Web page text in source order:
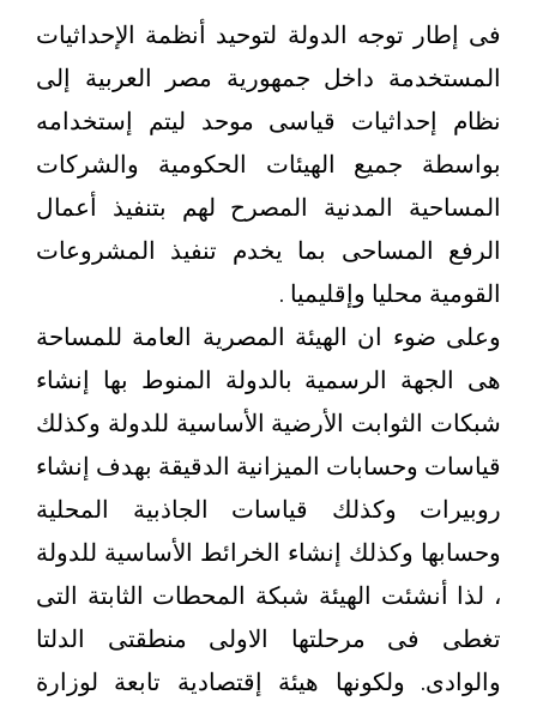
فى إطار توجه الدولة لتوحيد أنظمة الإحداثيات
المستخدمة داخل جمهورية مصر العربية إلى
نظام إحداثيات قياسى موحد ليتم إستخدامه
بواسطة جميع الهيئات الحكومية والشركات
المساحية المدنية المصرح لهم بتنفيذ أعمال
الرفع المساحى بما يخدم تنفيذ المشروعات
القومية محليا وإقليميا .
وعلى ضوء ان الهيئة المصرية العامة للمساحة
هى الجهة الرسمية بالدولة المنوط بها إنشاء
شبكات الثوابت الأرضية الأساسية للدولة وكذلك
قياسات وحسابات الميزانية الدقيقة بهدف إنشاء
روبيرات وكذلك قياسات الجاذبية المحلية
وحسابها وكذلك إنشاء الخرائط الأساسية للدولة
، لذا أنشئت الهيئة شبكة المحطات الثابتة التى
تغطى فى مرحلتها الاولى منطقتى الدلتا
والوادى. ولكونها هيئة إقتصادية تابعة لوزارة